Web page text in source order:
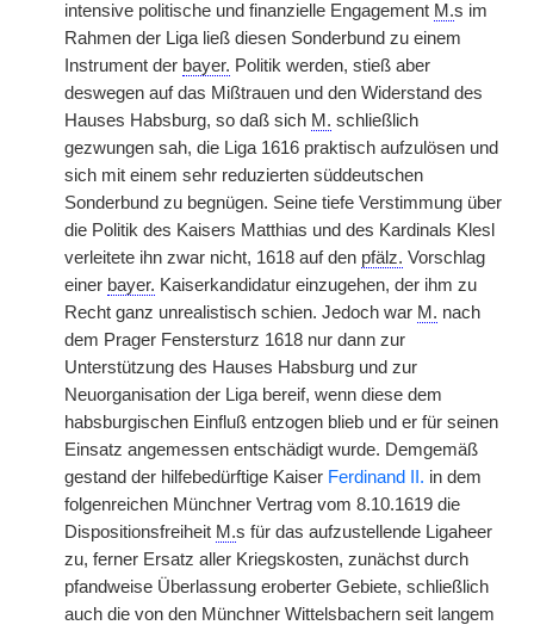
intensive politische und finanzielle Engagement M.s im
Rahmen der Liga ließ diesen Sonderbund zu einem
Instrument der bayer. Politik werden, stieß aber
deswegen auf das Mißtrauen und den Widerstand des
Hauses Habsburg, so daß sich M. schließlich
gezwungen sah, die Liga 1616 praktisch aufzulösen und
sich mit einem sehr reduzierten süddeutschen
Sonderbund zu begnügen. Seine tiefe Verstimmung über
die Politik des Kaisers Matthias und des Kardinals Klesl
verleitete ihn zwar nicht, 1618 auf den pfälz. Vorschlag
einer bayer. Kaiserkandidatur einzugehen, der ihm zu
Recht ganz unrealistisch schien. Jedoch war M. nach
dem Prager Fenstersturz 1618 nur dann zur
Unterstützung des Hauses Habsburg und zur
Neuorganisation der Liga bereif, wenn diese dem
habsburgischen Einfluß entzogen blieb und er für seinen
Einsatz angemessen entschädigt wurde. Demgemäß
gestand der hilfebedürftige Kaiser Ferdinand II. in dem
folgenreichen Münchner Vertrag vom 8.10.1619 die
Dispositionsfreiheit M.s für das aufzustellende Ligaheer
zu, ferner Ersatz aller Kriegskosten, zunächst durch
pfandweise Überlassung eroberter Gebiete, schließlich
auch die von den Münchner Wittelsbachern seit langem